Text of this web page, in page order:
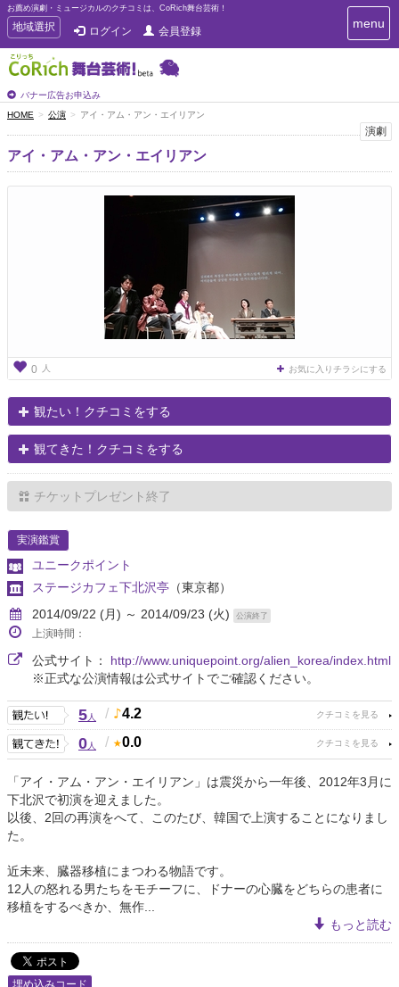
お薦め演劇・ミュージカルのクチコミは、CoRich舞台芸術！
T
o
g
g
e
n
a
v
i
地域選択 ログイン 会員登録
バナー広告お申込み
T
o
i
menu
HOME 公演 アイ・アム・アン・エイリアン
演劇
アイ・アム・アン・エイリアン
0 人 お気に入りチラシにする
観たい！クチコミをする
観てきた！クチコミをする
チケットプレゼント終了
実演鑑賞
ユニークポイント
ステージカフェ下北沢亭 （東京都）
2014/09/22 (月) ～ 2014/09/23 (火)
公演終了
上演時間：
公式サイト： http://www.uniquepoint.org/alien_korea/index.html
※正式な公演情報は公式サイトでご確認ください。
5人 / 4.2
0人 / 0.0
「アイ・アム・アン・エイリアン」は震災から一年後、2012年3月に
下北沢で初演を迎えました。
以後、2回の再演をへて、このたび、韓国で上演することになりまし
た。
近未来、臓器移植にまつわる物語です。
12人の怒れる男たちをモチーフに、ドナーの心臓をどちらの患者に
移植をするべきか、無作...
もっと読む